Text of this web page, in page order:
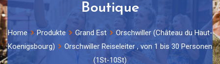
Boutique
Home Produkte Grand Est
Orschwiller (Château du Haut-
Koenigsbourg)
Orschwiller Reiseleiter , von 1 bis 30 Personen
(1St-10St)